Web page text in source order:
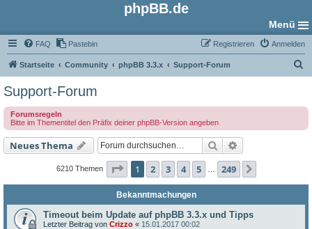
phpBB.de
Menü
FAQ Pastebin Anmelden
Registrieren
Startseite Community phpBB 3.3.x Support-Forum
e
Support-Forum
Forumsregeln
Bitte im Thementitel den Präfix deiner phpBB-Version angeben
Neues Thema Suche
6210 Themen Seite 1von 249
1 2 3 4 5 249
Bekanntmachungen
Timeout beim Update auf phpBB 3.3.x und Tipps
Letzter Beitrag von Crizzo « 15.01.2017 00:02